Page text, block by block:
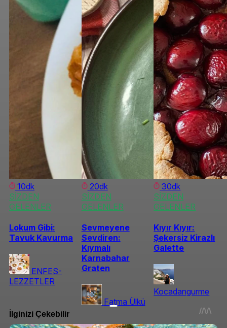
10dk
SİZDEN
GELENLER
Lokum Gibi:
Tavuk Kavurma
ENFES-
LEZZETLER
20dk
SİZDEN
GELENLER
Sevmeyene
Sevdiren:
Kıymalı
Karnabahar
Graten
Fatma Ülkü
30dk
SİZDEN
GELENLER
Kıyır Kıyır:
Şekersiz Kirazlı
Galette
Kocadangurme